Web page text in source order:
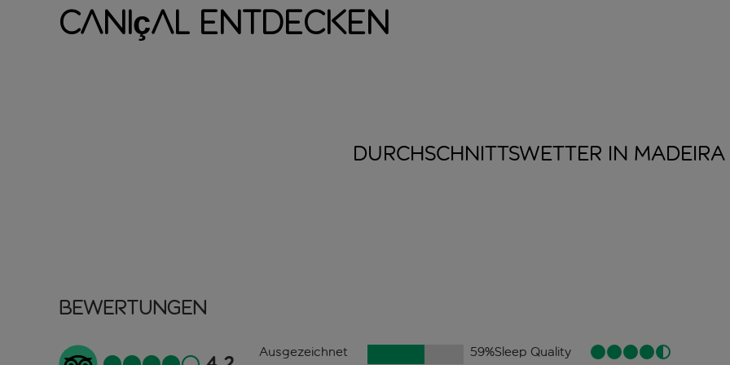
Caniçal entdecken
DURCHSCHNITTSWETTER IN MADEIRA
Bewertungen
Ausgezeichnet 59%Sleep Quality